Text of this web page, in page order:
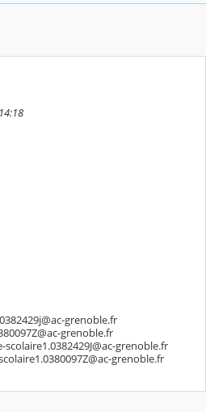
grenoble.fr
grenoble.fr
scolaire1.0382429J@ac-grenoble.fr
grenoble.fr